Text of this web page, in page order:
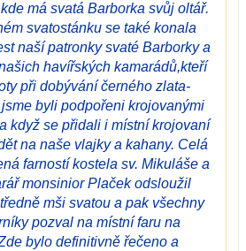
má svatá Barborka svůj oltář.
svatostánku se také konala
naší patronky svaté Barborky a
havířských kamarádů,kteří
při dobývání černého zlata-
byli podpořeni krojovanými
když se přidali i místní krojovaní
na naše vlajky a kahany. Celá
farností kostela sv. Mikuláše a
monsinior Plaček odsloužil
mši svatou a pak všechny
pozval na místní faru na
bylo definitivně řečeno a